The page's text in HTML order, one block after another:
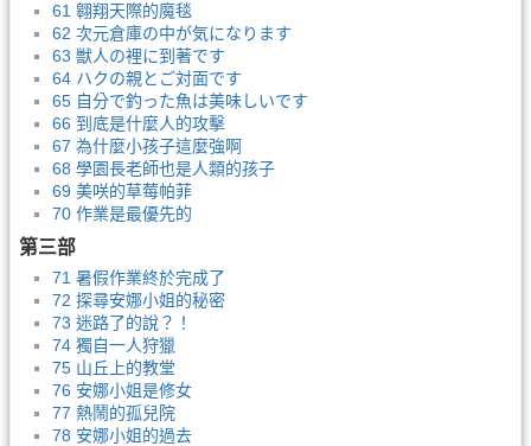
61 翱翔天際的魔毯
62 次元倉庫の中が気になります
63 獣人の裡に到著です
64 ハクの親とご対面です
65 自分で釣った魚は美味しいです
66 到底是什麼人的攻擊
67 為什麼小孩子這麼強啊
68 學園長老師也是人類的孩子
69 美咲的草莓帕菲
70 作業是最優先的
第三部
71 暑假作業終於完成了
72 探尋安娜小姐的秘密
73 迷路了的說？！
74 獨自一人狩獵
75 山丘上的教堂
76 安娜小姐是修女
77 熱鬧的孤兒院
78 安娜小姐的過去